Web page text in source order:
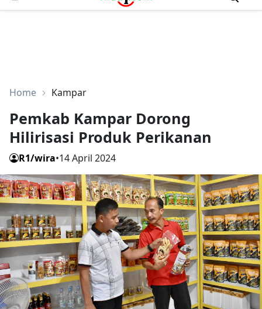
Home Kampar
Pemkab Kampar Dorong
Hilirisasi Produk Perikanan
R1/wira•14 April 2024